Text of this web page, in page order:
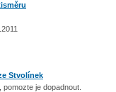
Stvolínek
pomozte je dopadnout.